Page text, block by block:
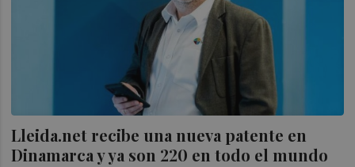
Lleida.net recibe una nueva patente en
Dinamarca y ya son 220 en todo el mundo